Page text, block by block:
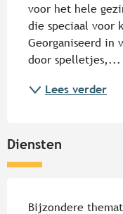
voor het hele
die speciaal voor
Georganiseerd in
door spelletjes,...
Lees verder
Diensten
Bijzondere